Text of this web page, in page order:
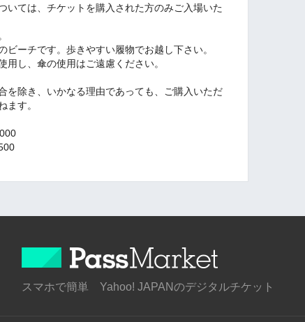
いては、チケットを購入された方のみご入場いた
ビーチです。歩きやすい履物でお越し下さい。
用し、傘の使用はご遠慮ください。
を除き、いかなる理由であっても、ご購入いただ
ます。
スマホで簡単 Yahoo! JAPANのデジタルチケット